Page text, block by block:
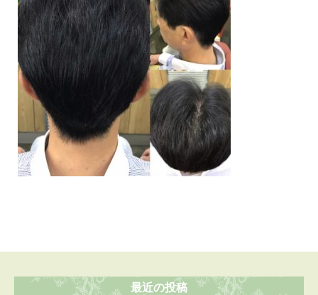
最近の投稿